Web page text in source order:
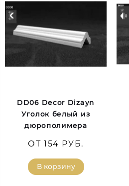
DD06 Decor Dizayn
Уголок белый из
дюрополимера
ОТ 154 РУБ.
В корзину